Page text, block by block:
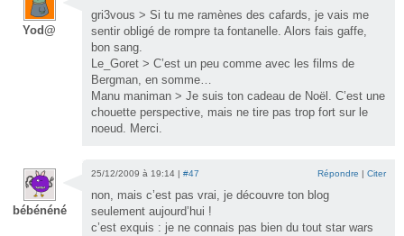
Yod@
gri3vous > Si tu me ramènes des cafards, je vais me
sentir obligé de rompre ta fontanelle. Alors fais gaffe,
bon sang.
Le_Goret > C’est un peu comme avec les films de
Bergman, en somme…
Manu maniman > Je suis ton cadeau de Noël. C’est une
chouette perspective, mais ne tire pas trop fort sur le
noeud. Merci.
bébénéné
25/12/2009 à 19:14 | #47 Répondre | Citer
non, mais c’est pas vrai, je découvre ton blog
seulement aujourd’hui !
c’est exquis : je ne connais pas bien du tout star wars